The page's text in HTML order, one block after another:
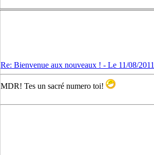
Re: Bienvenue aux nouveaux ! - Le 11/08/
MDR! Tes un sacré numero toi!